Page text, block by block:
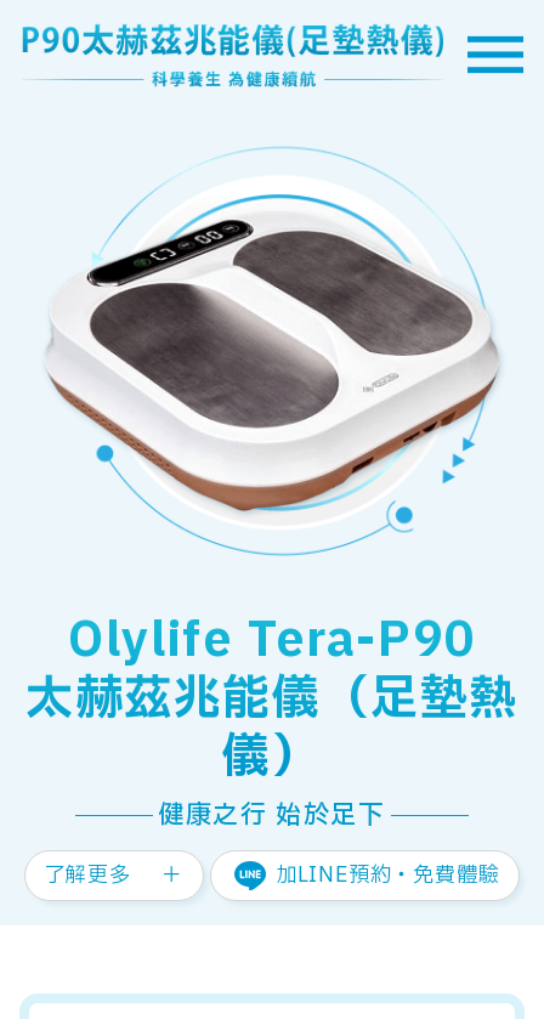
Olylife Tera-P90
太赫茲兆能儀（足墊熱
儀）
健康之行 始於足下
了解更多 ＋ 加LINE預約‧免費體驗